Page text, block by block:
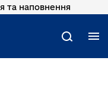
та наповнення
Пошук